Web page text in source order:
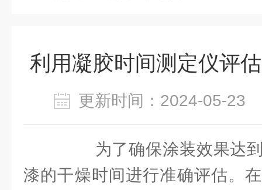
利用凝胶时间测定仪评
更新时间：2024-05-
为了确保涂装效果达到
漆的干燥时间进行准确评估。